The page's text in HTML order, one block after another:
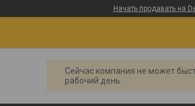
Начать продавать на
Сейчас компания не может
рабочий день.